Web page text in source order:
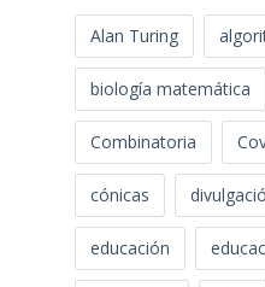
Alan Turing
biología matemática
Combinatoria
cónicas
educación